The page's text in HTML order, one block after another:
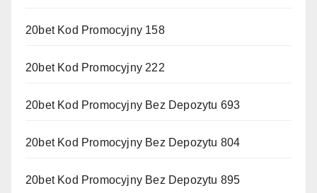
20bet Kod Promocyjny 158
20bet Kod Promocyjny 222
20bet Kod Promocyjny Bez Depozytu 693
20bet Kod Promocyjny Bez Depozytu 804
20bet Kod Promocyjny Bez Depozytu 895